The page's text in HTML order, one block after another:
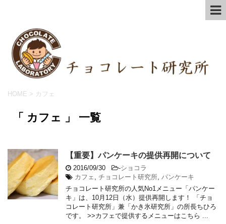
HOME > カフェ
「 カフェ 」 一覧
【重要】パンケーキの提供再開について
2016/09/30 -ショコラ
カフェ
チョコレート研究所 パンケーキ
チョコレート研究所の人気No1メニュー「パンケー
キ」は、10月12日（水）提供再開します！ 「チョ
コレート研究所」兼「かき氷研究所」の所長ちひろ
です。 >>カフェで提供するメニューはこちら ...